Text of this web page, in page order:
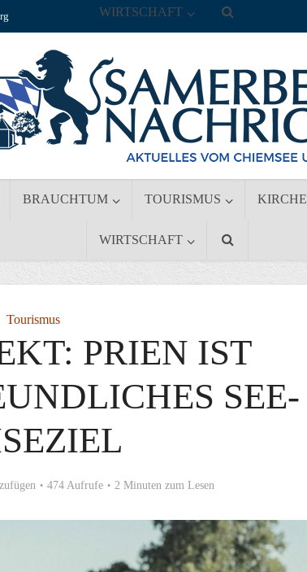
BRAUCHTUM TOURISMUS KIRCHE
WIRTSCHAFT
WIRTSCHAFT
Tourismus
PRIEN IST
SEE-
474 Aufrufe 2 Minuten zum Lesen